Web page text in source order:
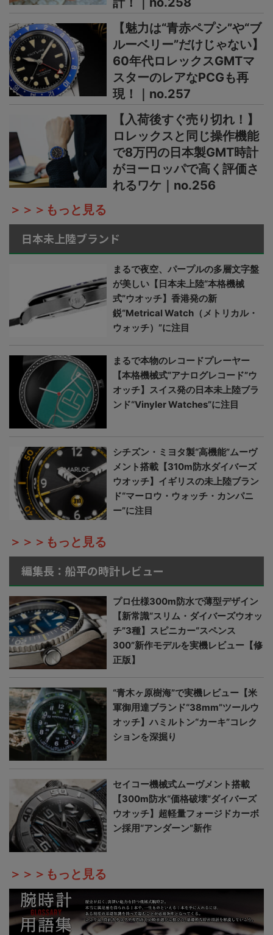
【魅力は“青赤ペプシ”や“ブ
ルーベリー”だけじゃない】
60年代ロレックスGMTマ
スターのレアなPCGも再
現！｜no.257
【入荷後すぐ売り切れ！】
ロレックスと同じ操作機能
で8万円の日本製GMT時計
がヨーロッパで高く評価さ
れるワケ｜no.256
＞＞＞もっと見る
日本未上陸ブランド
まるで夜空、パープルの多層文字盤
が美しい【日本未上陸“本格機械
式”ウオッチ】香港発の新
鋭“Metrical Watch（メトリカル・
ウォッチ）”に注目
まるで本物のレコードプレーヤー
【本格機械式“アナログレコード”ウ
オッチ】スイス発の日本未上陸ブラ
ンド“Vinyler Watches”に注目
シチズン・ミヨタ製“高機能”ムーヴ
メント搭載【310m防水ダイバーズ
ウオッチ】イギリスの未上陸ブラン
ド“マーロウ・ウォッチ・カンパニ
ー”に注目
＞＞＞もっと見る
編集長：船平の時計レビュー
プロ仕様300m防水で薄型デザイン
【新常識“スリム・ダイバーズウオッ
チ”3種】スピニカー“スペンス
300”新作モデルを実機レビュー【修
正版】
“青木ヶ原樹海”で実機レビュー【米
軍御用達ブランド“38mm”ツールウ
オッチ】ハミルトン“カーキ”コレク
ションを深掘り
セイコー機械式ムーヴメント搭載
【300m防水“価格破壊”ダイバーズ
ウオッチ】超軽量フォージドカーボ
ン採用“アンダーン”新作
＞＞＞もっと見る